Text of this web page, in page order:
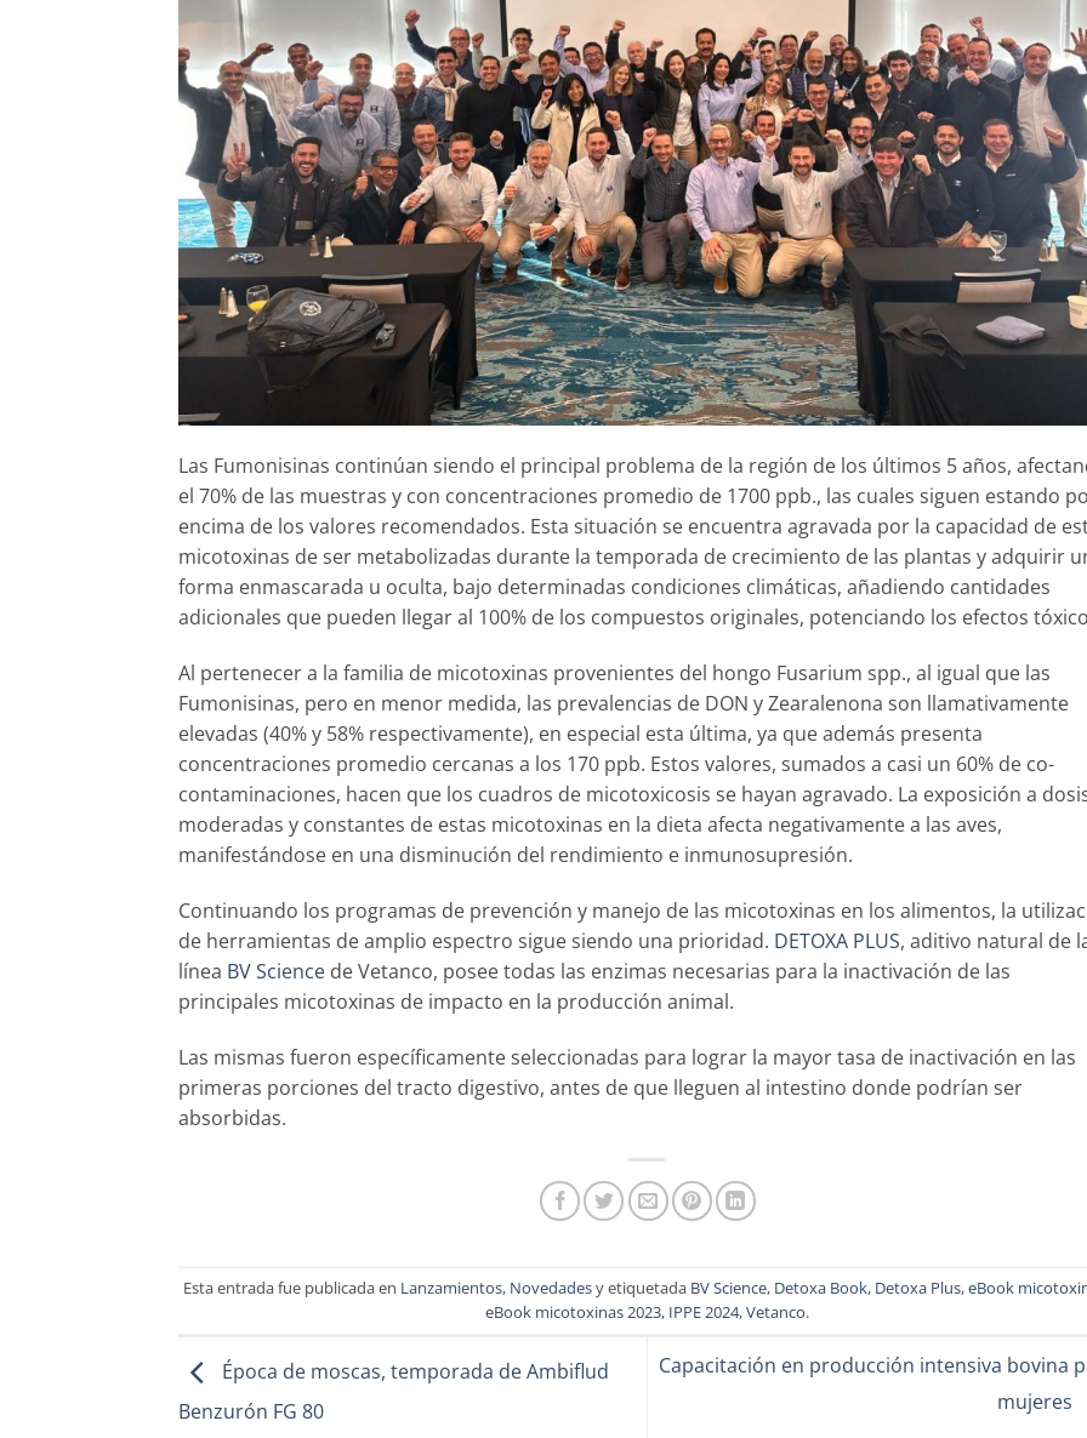
Las Fumonisinas continúan siendo el principal problema de la región de los últimos 5 años,
el 70% de las muestras y con concentraciones promedio de 1700 ppb., las cuales siguen estando
encima de los valores recomendados. Esta situación se encuentra agravada por la capacidad de
micotoxinas de ser metabolizadas durante la temporada de crecimiento de las plantas y adquirir
forma enmascarada u oculta, bajo determinadas condiciones climáticas, añadiendo cantidades
adicionales que pueden llegar al 100% de los compuestos originales, potenciando los efectos
Al pertenecer a la familia de micotoxinas provenientes del hongo Fusarium spp., al igual que las
Fumonisinas, pero en menor medida, las prevalencias de DON y Zearalenona son llamativamente
elevadas (40% y 58% respectivamente), en especial esta última, ya que además presenta
concentraciones promedio cercanas a los 170 ppb. Estos valores, sumados a casi un 60% de co-
contaminaciones, hacen que los cuadros de micotoxicosis se hayan agravado. La exposición a
moderadas y constantes de estas micotoxinas en la dieta afecta negativamente a las aves,
manifestándose en una disminución del rendimiento e inmunosupresión.
Continuando los programas de prevención y manejo de las micotoxinas en los alimentos, la
de herramientas de amplio espectro sigue siendo una prioridad. DETOXA PLUS, aditivo natural de
línea BV Science de Vetanco, posee todas las enzimas necesarias para la inactivación de las
principales micotoxinas de impacto en la producción animal.
Las mismas fueron específicamente seleccionadas para lograr la mayor tasa de inactivación en las
primeras porciones del tracto digestivo, antes de que lleguen al intestino donde podrían ser
absorbidas.
Esta entrada fue publicada en Lanzamientos, Novedadesy etiquetada BV Science, Detoxa Book, Detoxa Plus,eBook
eBook micotoxinas 2023, IPPE 2024,Vetanco.
Época de moscas, temporada de Ambiflud
Benzurón FG 80
Capacitación en producción intensiva bovina
mujeres